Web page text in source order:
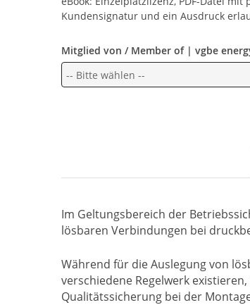
Kundensignatur und ein Ausdruck
Mitglied von / Member of | vgbe
Im Geltungsbereich der
lösbaren Verbindungen bei
Während für die Auslegung von
verschiedene Regelwerk
Qualitätssicherung bei der